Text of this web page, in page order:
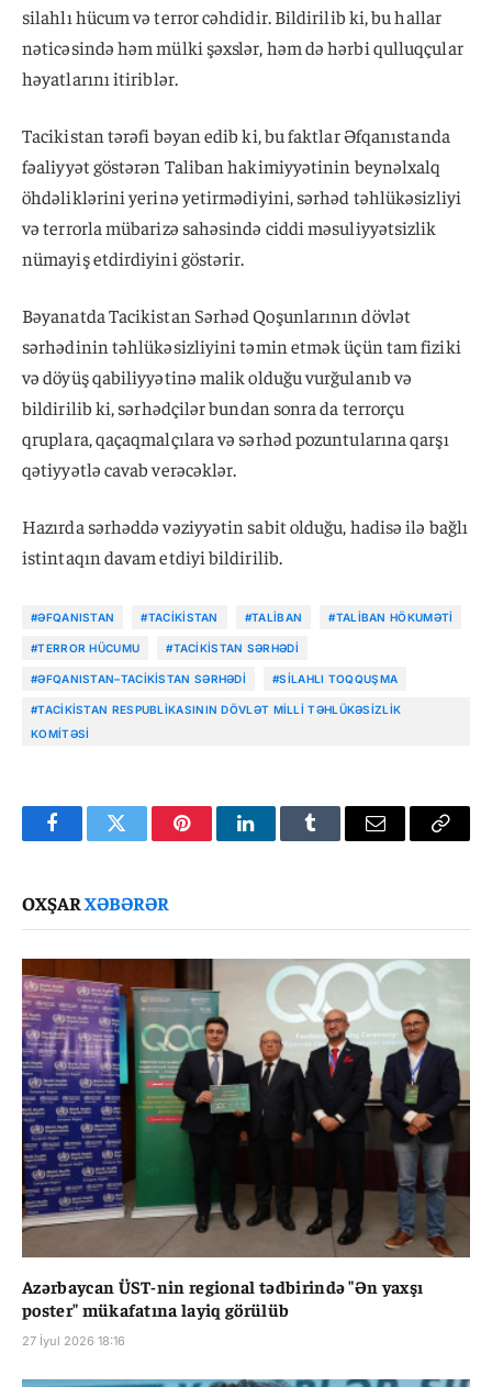
silahlı hücum və terror cəhdidir. Bildirilib ki, bu hallar
nəticəsində həm mülki şəxslər, həm də hərbi qulluqçular
həyatlarını itiriblər.
Tacikistan tərəfi bəyan edib ki, bu faktlar Əfqanıstanda
fəaliyyət göstərən Taliban hakimiyyətinin beynəlxalq
öhdəliklərini yerinə yetirmədiyini, sərhəd təhlükəsizliyi
və terrorla mübarizə sahəsində ciddi məsuliyyətsizlik
nümayiş etdirdiyini göstərir.
Bəyanatda Tacikistan Sərhəd Qoşunlarının dövlət
sərhədinin təhlükəsizliyini təmin etmək üçün tam fiziki
və döyüş qabiliyyətinə malik olduğu vurğulanıb və
bildirilib ki, sərhədçilər bundan sonra da terrorçu
qruplara, qaçaqmalçılara və sərhəd pozuntularına qarşı
qətiyyətlə cavab verəcəklər.
Hazırda sərhəddə vəziyyətin sabit olduğu, hadisə ilə bağlı
istintaqın davam etdiyi bildirilib.
#ƏFQANISTAN #TACIKISTAN #TALIBAN #TALIBAN HÖKUMƏTI
#TERROR HÜCUMU #TACIKISTAN SƏRHƏDI
#ƏFQANISTAN–TACIKISTAN SƏRHƏDI #SILAHLI TOQQUŞMA
#TACIKISTAN RESPUBLIKASININ DÖVLƏT MILLI TƏHLÜKƏSIZLIK
KOMITƏSI
FacebookTwitter PinterestLinkedInTumblr Email
Copy
OXŞARXƏBƏRƏR
Azərbaycan ÜST-nin regional tədbirində "Ən yaxşı
poster" mükafatına layiq görülüb
27 İyul 2026 18:16